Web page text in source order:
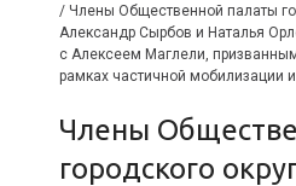
/ Члены Общественной палаты
Александр Сырбов и Наталья
с Алексеем Маглели,
рамках частичной мобилизации
Члены Общественной палаты
городского